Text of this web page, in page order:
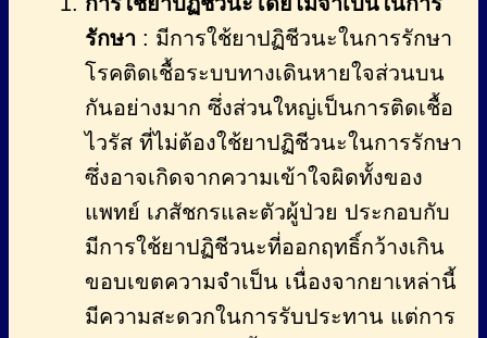
รักษา : มีการใช้ยาปฏิชีวนะในการรักษา
โรคติดเชื้อระบบทางเดินหายใจส่วนบน
กันอย่างมาก ซึ่งส่วนใหญ่เป็นการติดเชื้อ
ไวรัส ที่ไม่ต้องใช้ยาปฏิชีวนะในการรักษา
ซึ่งอาจเกิดจากความเข้าใจผิดทั้งของ
แพทย์ เภสัชกรและตัวผู้ป่วย ประกอบกับ
มีการใช้ยาปฏิชีวนะที่ออกฤทธิ์กว้างเกิน
ขอบเขตความจำเป็น เนื่องจากยาเหล่านี้
มีความสะดวกในการรับประทาน แต่การ